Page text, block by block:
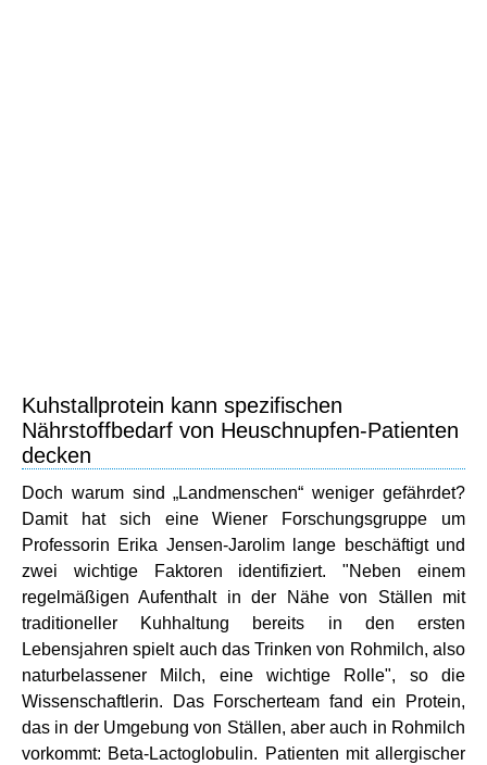
Kuhstallprotein kann spezifischen
Nährstoffbedarf von Heuschnupfen-Patienten
decken
Doch warum sind „Landmenschen“ weniger gefährdet?
Damit hat sich eine Wiener Forschungsgruppe um
Professorin Erika Jensen-Jarolim lange beschäftigt und
zwei wichtige Faktoren identifiziert. "Neben einem
regelmäßigen Aufenthalt in der Nähe von Ställen mit
traditioneller Kuhhaltung bereits in den ersten
Lebensjahren spielt auch das Trinken von Rohmilch, also
naturbelassener Milch, eine wichtige Rolle", so die
Wissenschaftlerin. Das Forscherteam fand ein Protein,
das in der Umgebung von Ställen, aber auch in Rohmilch
vorkommt: Beta-Lactoglobulin. Patienten mit allergischer